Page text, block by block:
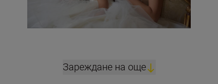
Зареждане на още